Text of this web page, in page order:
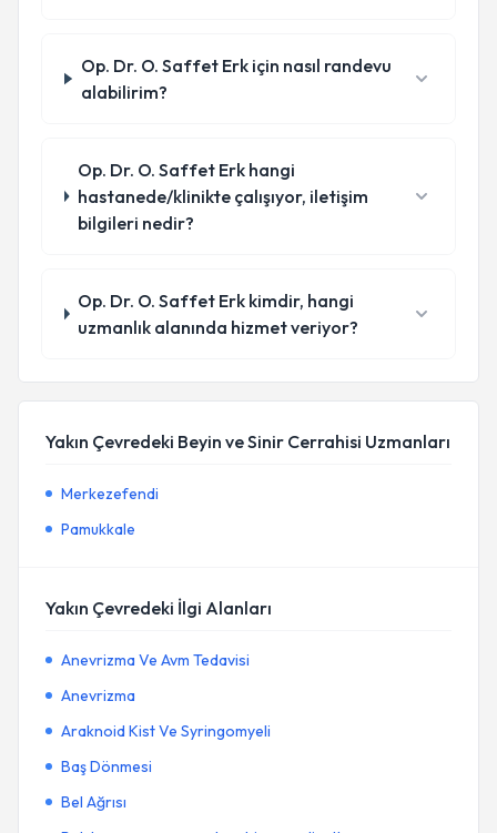
Op. Dr. O. Saffet Erk için nasıl randevu
alabilirim?
Op. Dr. O. Saffet Erk hangi
hastanede/klinikte çalışıyor, iletişim
bilgileri nedir?
Op. Dr. O. Saffet Erk kimdir, hangi
uzmanlık alanında hizmet veriyor?
Yakın Çevredeki Beyin ve Sinir Cerrahisi Uzmanları
Merkezefendi
Pamukkale
Yakın Çevredeki İlgi Alanları
Anevrizma Ve Avm Tedavisi
Anevrizma
Araknoid Kist Ve Syringomyeli
Baş Dönmesi
Bel Ağrısı